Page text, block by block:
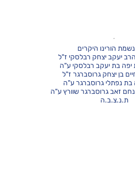
נשמת הורינו היקרים
יעקב יצחק רבלסקי ז"ל
יפה בת יעקב רבלסקי ע"ה
בן יצחק גרוסברגר ז"ל
נפתלי גרוסברגר ע"ה
זאב גרוסברגר שוורץ ע"ה
ת.נ.צ.ב.ה